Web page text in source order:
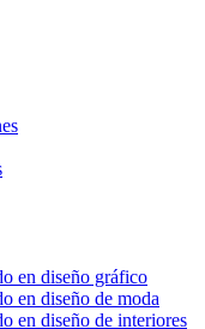
en diseño gráfico
en diseño de moda
en diseño de interiores